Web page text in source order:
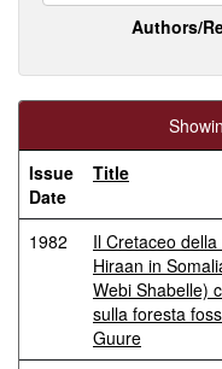
Authors/
Issue
Date
Title
1982
Il Cretaceo
Hiraan in
Webi Shabelle)
sulla foresta
Guure